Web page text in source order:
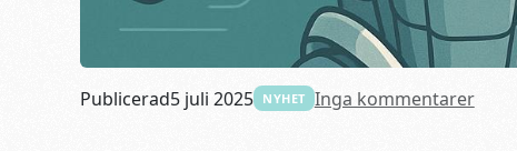
Publicerad5 juli 2025 NYHET Inga kommentarer